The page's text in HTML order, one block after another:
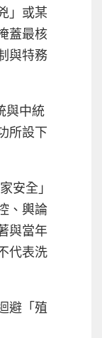
」或某
蓋最核
與特務
與中統
所設下
安全」
、輿論
與當年
代表洗
避「殖